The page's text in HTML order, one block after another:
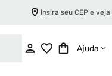
Insira seu CEP e
Ajuda